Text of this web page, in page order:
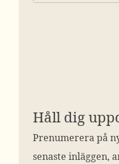
Håll dig
Prenumerera på
senaste inläggen,